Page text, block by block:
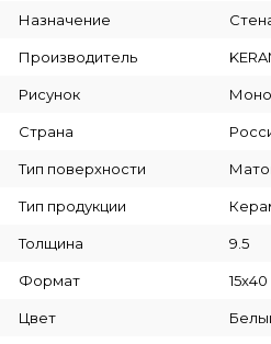
Назначение
Производитель
Рисунок
Страна
Тип поверхности
Тип продукции
Толщина 9.5
Формат 15x40
Цвет